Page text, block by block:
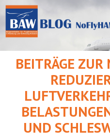
Springe
zum
Inhalt
BEITRÄGE ZUR
UND